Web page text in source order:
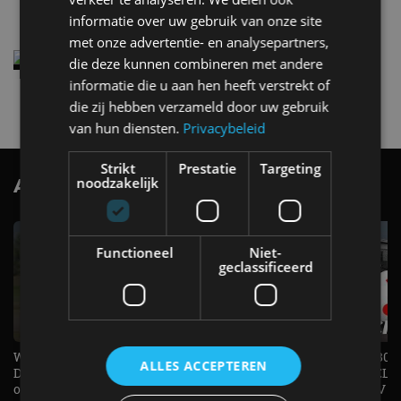
4 aug
Elektrische Geely E2 (tijdelijk) net zo goedkoop
als een Renault Twingo
4 aug
AutoRAI.nl TV
Welke elektrische auto past bij jou?
De EV Experience geeft antwoord
op je vraag! - AutoRAI TV
1.500 KG Trekgewicht & 380
elektrische pk's, maar
AUTO is het? - AutoRAI TV
informatie over uw gebruik van onze site
met onze advertentie- en analysepartners,
die deze kunnen combineren met andere
informatie die u aan hen heeft verstrekt of
die zij hebben verzameld door uw gebruik
van hun diensten. Privacybeleid
Strikt
noodzakelijk
Prestatie Targeting
Functioneel
Niet-
geclassificeerd
ALLES ACCEPTEREN